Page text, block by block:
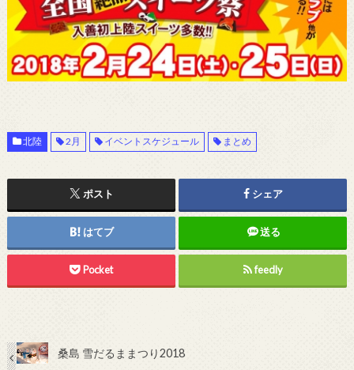
北陸 2月 イベントスケジュール まとめ
ポスト シェア
はてブ 送る
Pocket feedly
桑島 雪だるままつり2018